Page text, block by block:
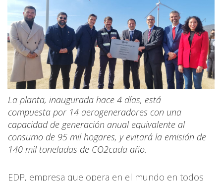
La planta, inaugurada hace 4 días, está
compuesta por 14 aerogeneradores con una
capacidad de generación anual equivalente al
consumo de 95 mil hogares, y evitará la emisión de
140 mil toneladas de CO2cada año.
EDP, empresa que opera en el mundo en todos